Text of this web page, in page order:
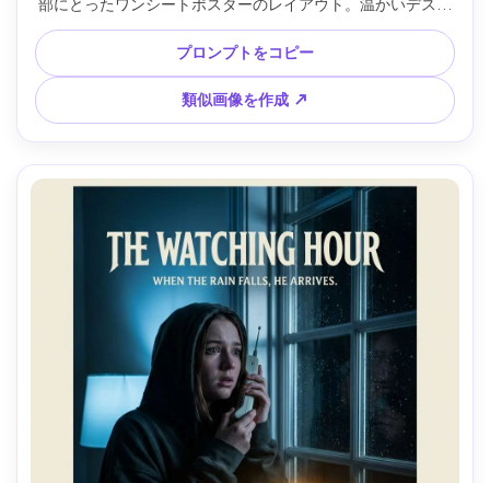
部にとったワンシートポスターのレイアウト。温かいデスク
ライトと冷たい蛍光灯、Leica SL2・75mm f/2、中距離クロ
ーズアップ、浅い被写界深度、シネマティックな霞、細かい
粒状感、リアルな肌、自然な影、高解像度、タイポグラフィ
用余白、300dpi印刷対応 --ar 4:5
プロンプトをコピー
類似画像を作成 ↗